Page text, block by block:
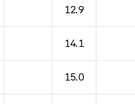
12.9
14.1
15.0